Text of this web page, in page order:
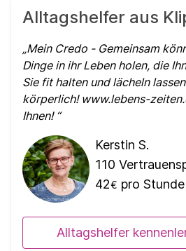
Alltagshelfer aus
Mein Credo - Gemeinsam
Dinge in ihr Leben holen, die
Sie fit halten und lächeln
körperlich! www.lebens-
Ihnen!
Kerstin S.
110
42€ pro Stunde
Alltagshelfer